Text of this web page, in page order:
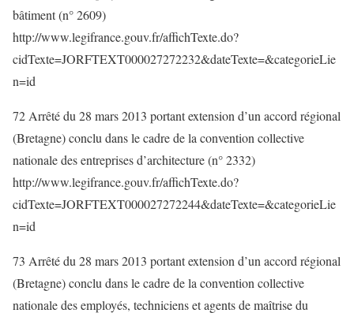
bâtiment (n° 2609)
http://www.legifrance.gouv.fr/affichTexte.do?
cidTexte=JORFTEXT000027272232&dateTexte=&categorieLie
n=id
72 Arrêté du 28 mars 2013 portant extension d’un accord régional
(Bretagne) conclu dans le cadre de la convention collective
nationale des entreprises d’architecture (n° 2332)
http://www.legifrance.gouv.fr/affichTexte.do?
cidTexte=JORFTEXT000027272244&dateTexte=&categorieLie
n=id
73 Arrêté du 28 mars 2013 portant extension d’un accord régional
(Bretagne) conclu dans le cadre de la convention collective
nationale des employés, techniciens et agents de maîtrise du